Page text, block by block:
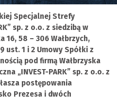
Specjalnej Strefy
sp. z o.o. z siedzibą w
16, 58 – 306 Wałbrzych,
ust. 1 i 2 Umowy Spółki z
pod firmą Wałbrzyska
„INVEST-PARK” sp. z o.o. z
postępowania
Prezesa i dwóch